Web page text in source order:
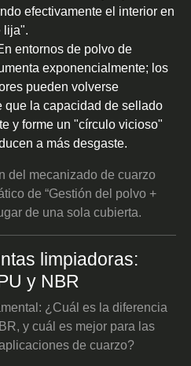
efectivamente el interior en
lija".
entornos de polvo de
exponencialmente; los
pueden volverse
que la capacidad de sellado
y forme un "círculo vicioso"
a más desgaste.
del mecanizado de cuarzo
de “Gestión del polvo +
de una sola cubierta.
limpiadoras:
y NBR
¿Cuál es la diferencia
y cuál es mejor para las
de cuarzo?